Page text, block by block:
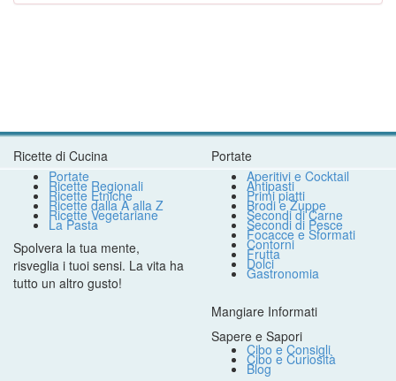
Ricette di Cucina
Portate
Ricette Regionali
Ricette Etniche
Ricette dalla A alla Z
Ricette Vegetariane
La Pasta
Spolvera la tua mente,
risveglia i tuoi sensi. La vita ha
tutto un altro gusto!
Portate
Aperitivi e Cocktail
Antipasti
Primi piatti
Brodi e Zuppe
Secondi di Carne
Secondi di Pesce
Focacce e Sformati
Contorni
Frutta
Dolci
Gastronomia
Mangiare Informati
Sapere e Sapori
Cibo e Consigli
Cibo e Curiosità
Blog